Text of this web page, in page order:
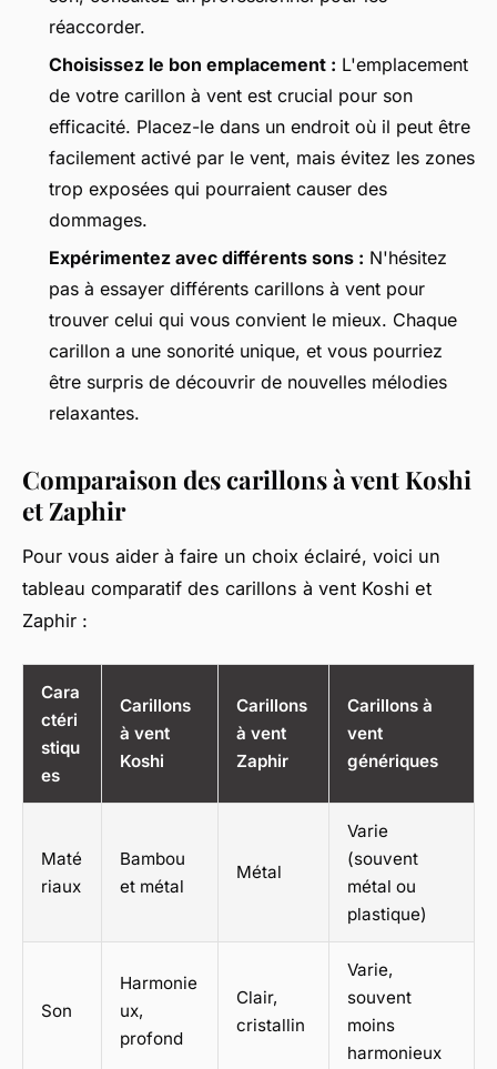
réaccorder.
Choisissez le bon emplacement : L'emplacement
de votre carillon à vent est crucial pour son
efficacité. Placez-le dans un endroit où il peut être
facilement activé par le vent, mais évitez les zones
trop exposées qui pourraient causer des
dommages.
Expérimentez avec différents sons : N'hésitez
pas à essayer différents carillons à vent pour
trouver celui qui vous convient le mieux. Chaque
carillon a une sonorité unique, et vous pourriez
être surpris de découvrir de nouvelles mélodies
relaxantes.
Comparaison des carillons à vent Koshi
et Zaphir
Pour vous aider à faire un choix éclairé, voici un
tableau comparatif des carillons à vent Koshi et
Zaphir :
Cara
ctéri
stiqu
es
Carillons
à vent
Koshi
Carillons
à vent
Zaphir
Carillons à
vent
génériques
Maté
riaux
Bambou
et métal
Métal
Varie
(souvent
métal ou
plastique)
Son
Harmonie
ux,
profond
Clair,
cristallin
Varie,
souvent
moins
harmonieux